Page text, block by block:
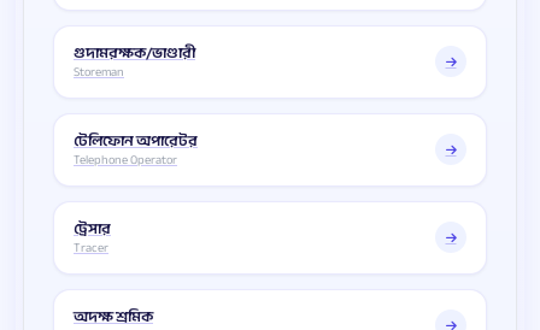
গুদামরক্ষক/ভাণ্ডারী
Storeman
টেলিফোন অপারেটর
Telephone Operator
ট্রেসার
Tracer
অদক্ষ শ্রমিক